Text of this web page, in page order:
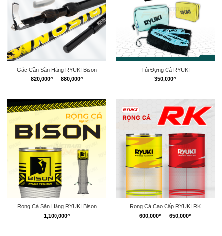
Gác Cần Săn Hàng RYUKI Bison
820,000₫ – 880,000₫Khoảng
820,000₫
đến
880,000₫
Túi Đựng Cá RYUKI
350,000₫
Rọng Cá Săn Hàng RYUKI Bison
1,100,000₫
Rọng Cá Cao Cấp RYUKI RK
600,000₫ – 650,000₫Khoảng